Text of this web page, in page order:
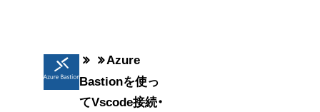
Azure
Bastionを使っ
てVscode接続・